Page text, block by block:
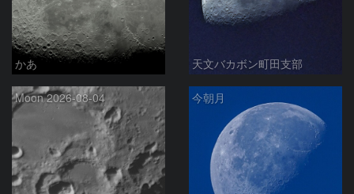
かあ 天文バカボン町田支部
Moon 2026-08-04 今朝月